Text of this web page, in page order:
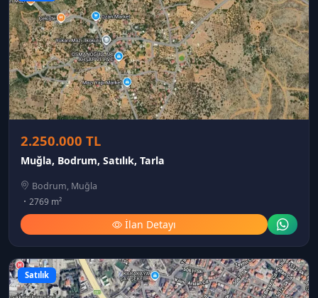
2.250.000 TL
Muğla, Bodrum, Satılık, Tarla
Bodrum, Muğla
2769 m²
İlan Detayı
Satılık